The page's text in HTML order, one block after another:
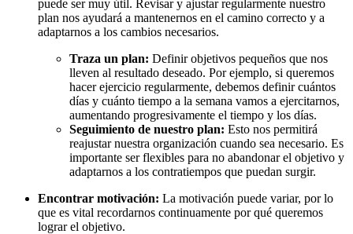
puede ser muy útil. Revisar y ajustar regularmente nuestro
plan nos ayudará a mantenernos en el camino correcto y a
adaptarnos a los cambios necesarios.
Traza un plan: Definir objetivos pequeños que nos
lleven al resultado deseado. Por ejemplo, si queremos
hacer ejercicio regularmente, debemos definir cuántos
días y cuánto tiempo a la semana vamos a ejercitarnos,
aumentando progresivamente el tiempo y los días.
Seguimiento de nuestro plan: Esto nos permitirá
reajustar nuestra organización cuando sea necesario. Es
importante ser flexibles para no abandonar el objetivo y
adaptarnos a los contratiempos que puedan surgir.
Encontrar motivación: La motivación puede variar, por lo
que es vital recordarnos continuamente por qué queremos
lograr el objetivo.